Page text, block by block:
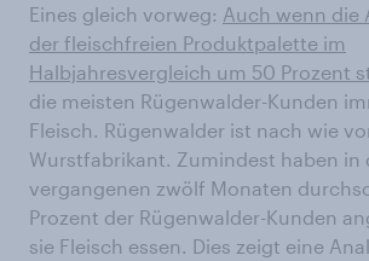
Eines gleich vorweg: Auch wenn die
der fleischfreien Produktpalette im
Halbjahresvergleich um 50 Prozent
die meisten Rügenwalder-Kunden
Fleisch. Rügenwalder ist nach wie
Wurstfabrikant. Zumindest haben in
vergangenen zwölf Monaten
Prozent der Rügenwalder-Kunden
sie Fleisch essen. Dies zeigt eine